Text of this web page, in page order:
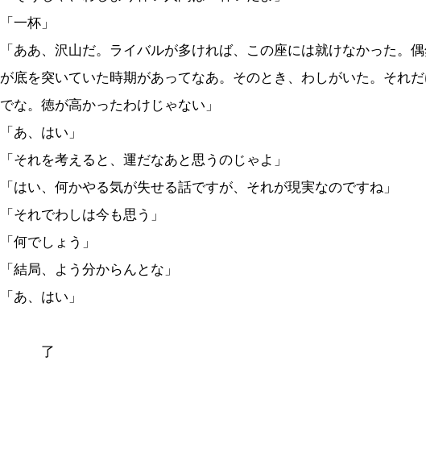
「一杯」
「ああ、沢山だ。ライバルが多ければ、この座には就けなかった。
が底を突いていた時期があってなあ。そのとき、わしがいた。それだ
でな。徳が高かったわけじゃない」
「あ、はい」
「それを考えると、運だなあと思うのじゃよ」
「はい、何かやる気が失せる話ですが、それが現実なのですね」
「それでわしは今も思う」
「何でしょう」
「結局、よう分からんとな」
「あ、はい」
了